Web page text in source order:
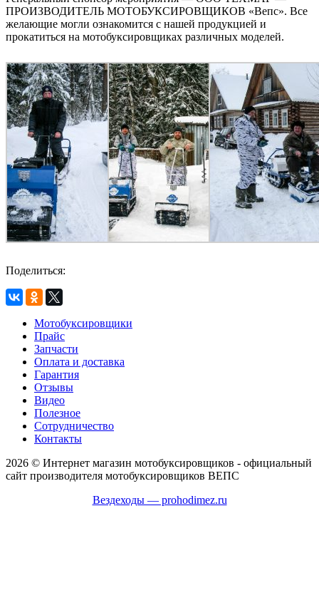
ПРОИЗВОДИТЕЛЬ МОТОБУКСИРОВЩИКОВ «Вепс». Все
желающие могли ознакомится с нашей продукцией и
прокатиться на мотобуксировщиках различных моделей.
Поделиться:
Мотобуксировщики
Прайс
Запчасти
Оплата и доставка
Гарантия
Отзывы
Видео
Полезное
Сотрудничество
Контакты
2026 © Интернет магазин мотобуксировщиков - официальный
сайт производителя мотобуксировщиков ВЕПС
Вездеходы — prohodimez.ru